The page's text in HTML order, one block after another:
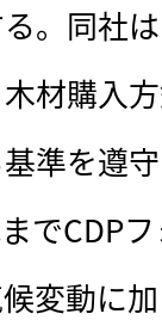
。同社
材購入
準を遵
でCDP
変動に